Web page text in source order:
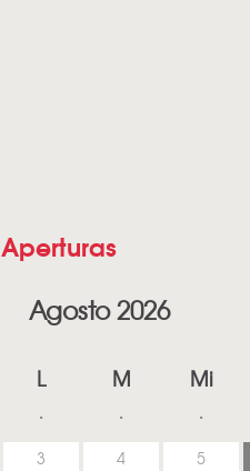
Aperturas
Agosto 2026
L M Mi
3 4 5